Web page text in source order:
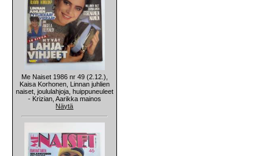
Me Naiset 1986 nr 49 (2.12.),
Kaisa Korhonen, Linnan juhlien
naiset, joululahjoja, huippuneuleet
- Krizian, Aarikka mainos
Näytä